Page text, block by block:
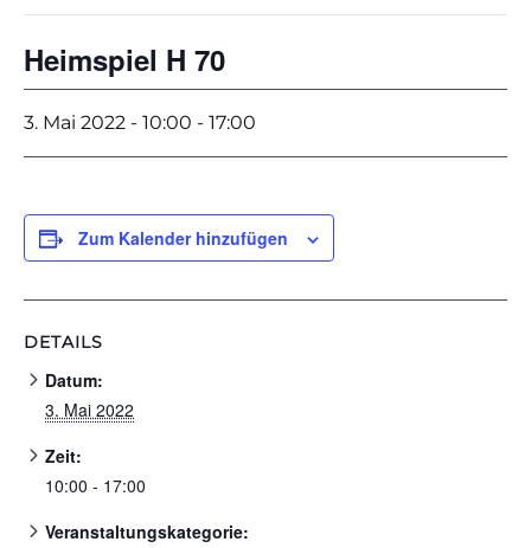
Heimspiel H 70
3. Mai 2022 - 10:00 - 17:00
Zum Kalender hinzufügen
DETAILS
Datum:
3. Mai 2022
Zeit:
10:00 - 17:00
Veranstaltungskategorie: